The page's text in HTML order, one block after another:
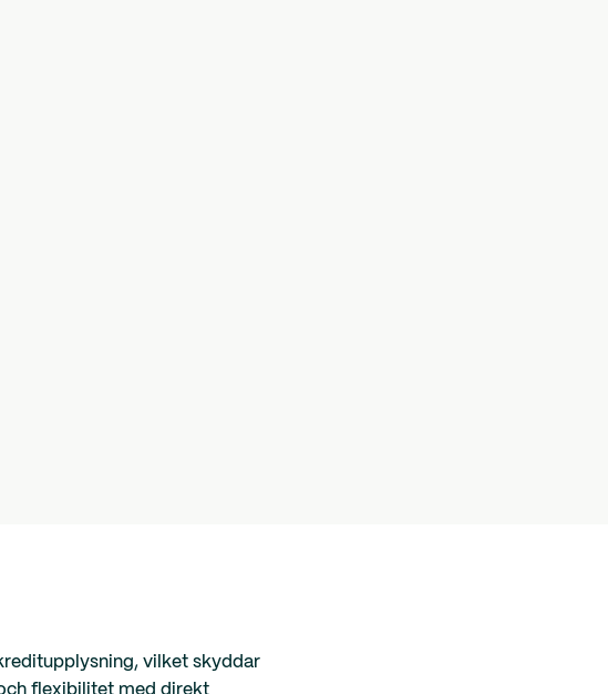
vilket skyddar
flexibilitet med direkt